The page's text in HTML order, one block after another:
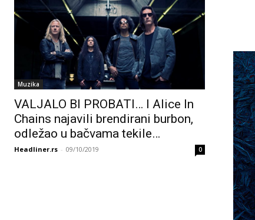
Muzika
VALJALO BI PROBATI… I Alice In
Chains najavili brendirani burbon,
odležao u bačvama tekile…
Headliner.rs - 09/10/2019 0